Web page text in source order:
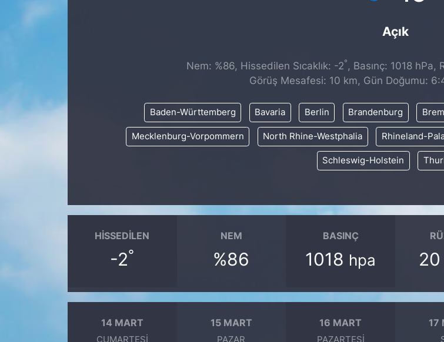
Açık
Nem: %86, Hissedilen Sıcaklık: -2° , Basınç: 1018
Görüş Mesafesi: 10 km, Gün Doğumu:
Baden-Württemberg Bavaria Berlin Brandenburg
Mecklenburg-Vorpommern North Rhine-Westphalia Rhineland-
Schleswig-Holstein
HISSEDILEN
-2°
NEM
%86
BASINÇ
1018 hpa 20
14 MART
CUMARTESI
15 MART
PAZAR
16 MART
PAZARTESI
17